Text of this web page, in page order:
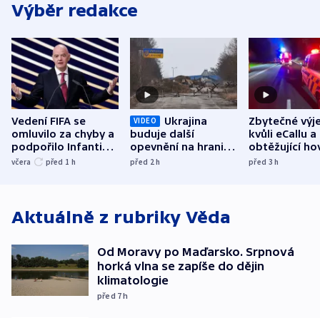
Výběr redakce
Vedení FIFA se
omluvilo za chyby a
podpořilo Infantina.
UEFA trvá na
včera před 1 h
VIDEO
Ukrajina
buduje další
opevnění na hranici
s Běloruskem
před 2h
Zbytečné
kvůli eCallu a
obtěžující
zdržují
před 3h
Aktuálně z rubriky Věda
Od Moravy po Maďarsko. Srpnová
horká vlna se zapíše do dějin
klimatologie
před 7h